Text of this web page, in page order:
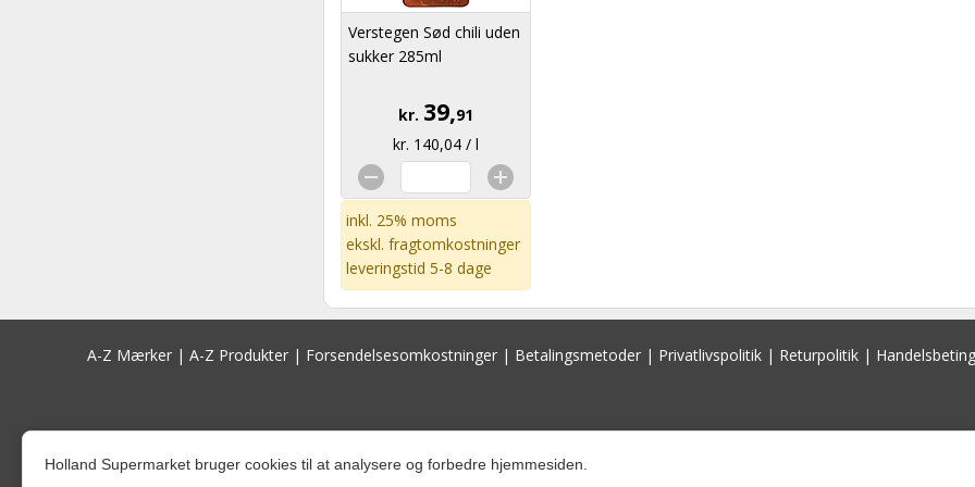
Verstegen Sød chili uden
sukker 285ml
kr. 39,91
kr. 140,04 / l
inkl. 25% moms
ekskl. fragtomkostninger
leveringstid 5-8 dage
A-Z Mærker | A-Z Produkter | Forsendelsesomkostninger | Betalingsmetoder | Privatlivspolitik | Returpolitik |
Holland Supermarket bruger cookies til at analysere og forbedre hjemmesiden.